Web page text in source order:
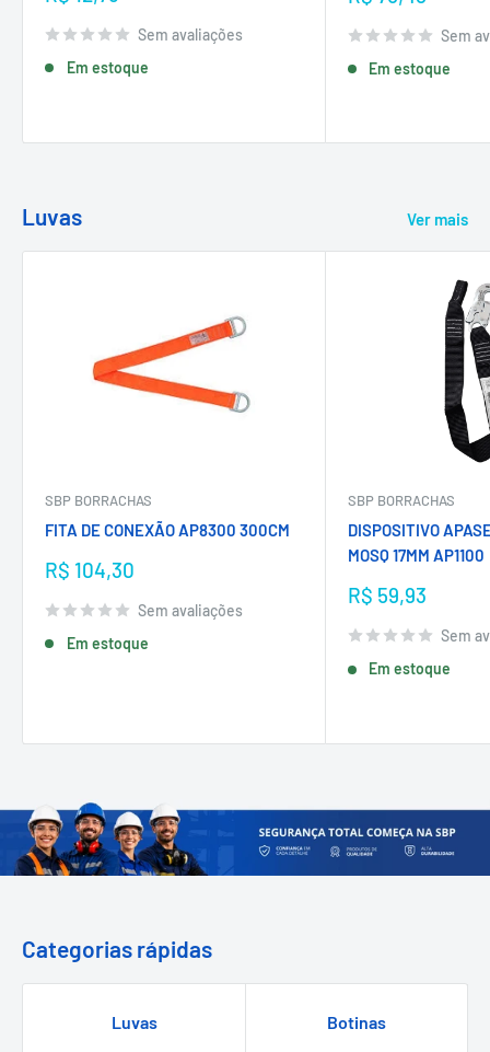
Sem avaliações
Em estoque
Sem
Em estoque
Luvas Ver mais
SBP BORRACHAS
FITA DE CONEXÃO AP8300 300CM
Preço
R$ 104,30
Sem avaliações
Em estoque
SBP BORRACHAS
DISPOSITIVO
MOSQ 17MM AP1100
Preço
R$ 59,93
Sem
Em estoque
Categorias rápidas
Luvas Botinas